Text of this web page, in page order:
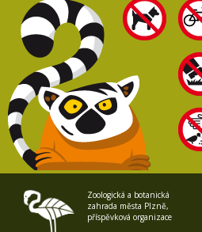
Zoologická a botanická
zahrada města Plzně,
příspěvková organizace